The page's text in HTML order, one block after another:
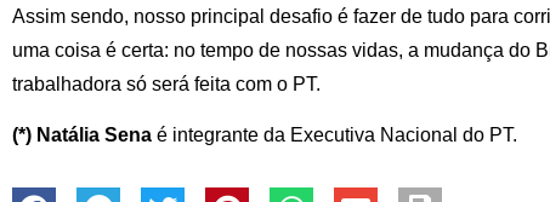
Assim sendo, nosso principal desafio é fazer de tudo para
uma coisa é certa: no tempo de nossas vidas, a mudança do
trabalhadora só será feita com o PT.
(*) Natália Sena é integrante da Executiva Nacional do PT.